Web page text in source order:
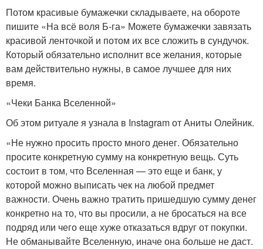
Потом красивые бумажечки складываете, на обороте
пишите «На всё воля Б-га» Можете бумажечки завязать
красивой ленточкой и потом их все сложить в сундучок.
Который обязательно исполнит все желания, которые
вам действительно нужны, в самое лучшее для них
время.
«Чеки Банка Вселенной»
Об этом ритуале я узнала в Instagram от Аниты Олейник.
«Не нужно просить просто много денег. Обязательно
просите конкретную сумму на конкретную вещь. Суть
состоит в том, что Вселенная — это еще и банк, у
которой можно выписать чек на любой предмет
важности. Очень важно тратить пришедшую сумму денег
конкретно на то, что вы просили, а не бросаться на все
подряд или чего еще хуже отказаться вдруг от покупки.
Не обманывайте Вселенную, иначе она больше не даст.